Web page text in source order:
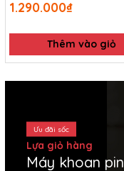
1.290.000₫
Thêm vào giỏ
Ưu đãi sốc
Lựa giỏ hàng
Máy khoan pin